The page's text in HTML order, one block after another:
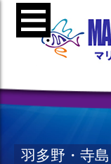
羽多野・寺